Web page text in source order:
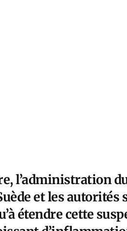
l’administration
et les autorités
étendre cette